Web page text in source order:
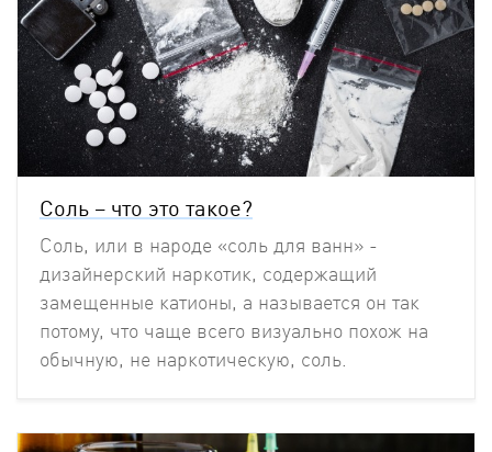
Соль – что это такое?
Соль, или в народе «соль для ванн» -
дизайнерский наркотик, содержащий
замещенные катионы, а называется он так
потому, что чаще всего визуально похож на
обычную, не наркотическую, соль.